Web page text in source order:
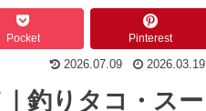
Pocket Pinterest
2026.07.09 2026.03.19
釣りタコ・スー